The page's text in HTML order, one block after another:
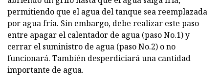
permitiendo que el agua del tanque sea reemplazada
por agua fría. Sin embargo, debe realizar este paso
entre apagar el calentador de agua (paso No.1) y
cerrar el suministro de agua (paso No.2) o no
funcionará. También desperdiciará una cantidad
importante de agua.